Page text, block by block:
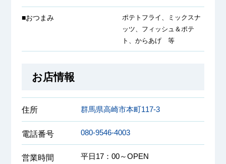
■おつまみ
ポテトフライ、ミックスナ
ッツ、フィッシュ＆ポテ
ト、からあげ 等
お店情報
住所 群馬県高崎市本町117-3
電話番号 080-9546-4003
営業時間
平日17：00～OPEN